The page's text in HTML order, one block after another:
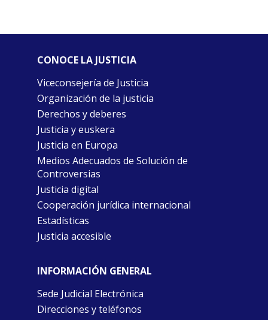
CONOCE LA JUSTICIA
Viceconsejería de Justicia
Organización de la justicia
Derechos y deberes
Justicia y euskera
Justicia en Europa
Medios Adecuados de Solución de
Controversias
Justicia digital
Cooperación jurídica internacional
Estadísticas
Justicia accesible
INFORMACIÓN GENERAL
Sede Judicial Electrónica
Direcciones y teléfonos